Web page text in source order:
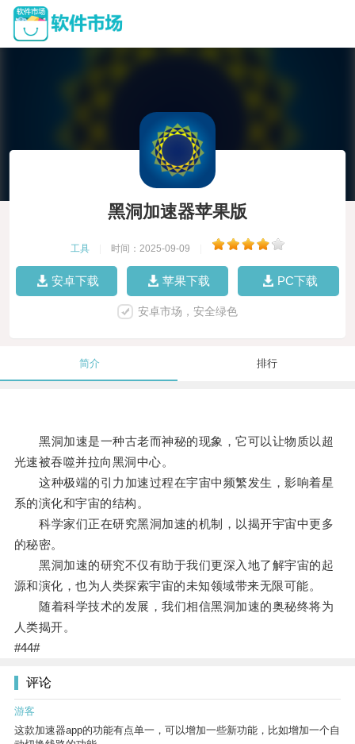
黑洞加速器苹果版
工具 时间：2025-09-09
安卓下载 苹果下载 PC下载
安卓市场，安全绿色
简介 排行
黑洞加速是一种古老而神秘的现象，它可以让物质以超
光速被吞噬并拉向黑洞中心。
这种极端的引力加速过程在宇宙中频繁发生，影响着星
系的演化和宇宙的结构。
科学家们正在研究黑洞加速的机制，以揭开宇宙中更多
的秘密。
黑洞加速的研究不仅有助于我们更深入地了解宇宙的起
源和演化，也为人类探索宇宙的未知领域带来无限可能。
随着科学技术的发展，我们相信黑洞加速的奥秘终将为
人类揭开。
#44#
评论
游客
这款加速器app的功能有点单一，可以增加一些新功能，比如增加一个自